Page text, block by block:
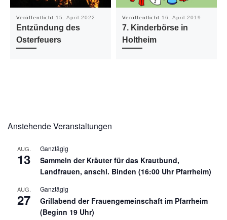
Veröffentlicht 15. April 2022
Entzündung des
Osterfeuers
Veröffentlicht 16. April 2019
7. Kinderbörse in
Holtheim
Anstehende Veranstaltungen
AUG.
13
Ganztägig
Sammeln der Kräuter für das Krautbund,
Landfrauen, anschl. Binden (16:00 Uhr Pfarrheim)
AUG.
27
Ganztägig
Grillabend der Frauengemeinschaft im Pfarrheim
(Beginn 19 Uhr)